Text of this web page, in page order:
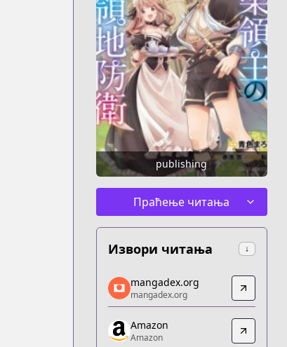
publishing
Праћење читања
Извори читања ↓
mangadex.org
mangadex.org
https://mangadex.org/title/
Amazon
mangadex.org
mangadex.org
Amazon
Amazon